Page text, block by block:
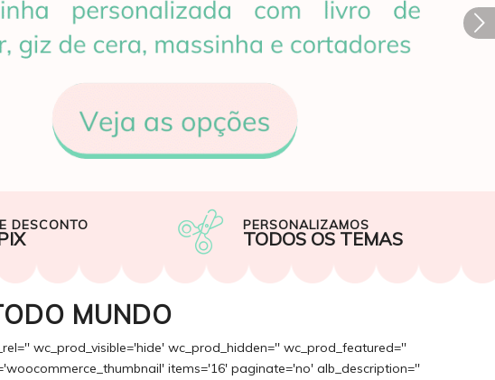
Próximo
DESCONTO PERSONALIZAMOS
TODOS OS TEMAS
MUNDO
wc_prod_visible='hide' wc_prod_hidden='' wc_prod_featured=''
items='16' paginate='no' alb_description=''